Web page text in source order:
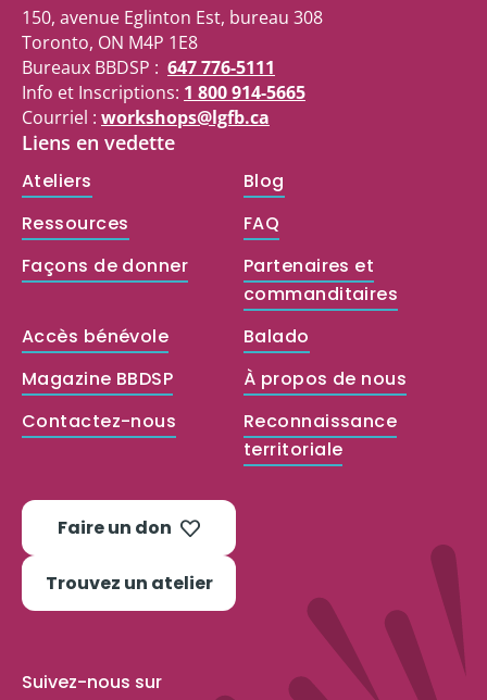
150, avenue Eglinton Est, bureau 308
Toronto, ON M4P 1E8
Bureaux BBDSP : 647 776-5111
Info et Inscriptions: 1 800 914-5665
Courriel : workshops@lgfb.ca
Liens en vedette
Ateliers
Blog
Ressources
FAQ
Façons de donner
Partenaires et
commanditaires
Accès bénévole
Balado
Magazine BBDSP
À propos de nous
Contactez-nous
Reconnaissance
territoriale
Faire un don
Trouvez un atelier
Suivez-nous sur